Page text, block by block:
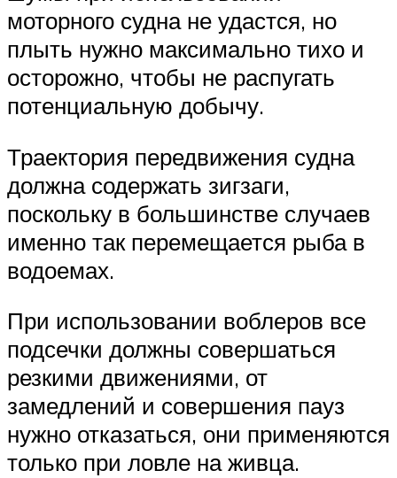
моторного судна не удастся, но
плыть нужно максимально тихо и
осторожно, чтобы не распугать
потенциальную добычу.
Траектория передвижения судна
должна содержать зигзаги,
поскольку в большинстве случаев
именно так перемещается рыба в
водоемах.
При использовании воблеров все
подсечки должны совершаться
резкими движениями, от
замедлений и совершения пауз
нужно отказаться, они применяются
только при ловле на живца.